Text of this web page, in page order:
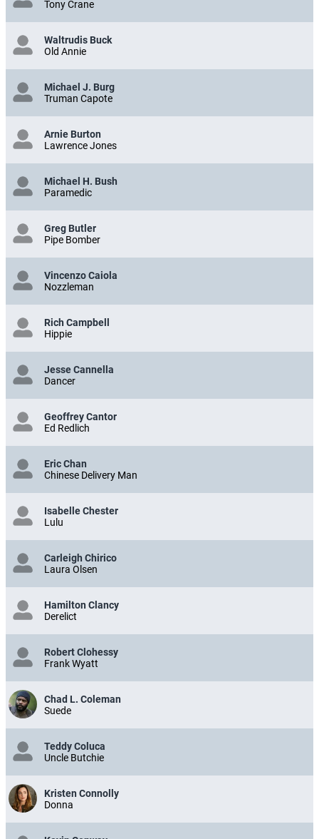
Tony Crane
Waltrudis Buck
Old Annie
Michael J. Burg
Truman Capote
Arnie Burton
Lawrence Jones
Michael H. Bush
Paramedic
Greg Butler
Pipe Bomber
Vincenzo Caiola
Nozzleman
Rich Campbell
Hippie
Jesse Cannella
Dancer
Geoffrey Cantor
Ed Redlich
Eric Chan
Chinese Delivery Man
Isabelle Chester
Lulu
Carleigh Chirico
Laura Olsen
Hamilton Clancy
Derelict
Robert Clohessy
Frank Wyatt
Chad L. Coleman
Suede
Teddy Coluca
Uncle Butchie
Kristen Connolly
Donna